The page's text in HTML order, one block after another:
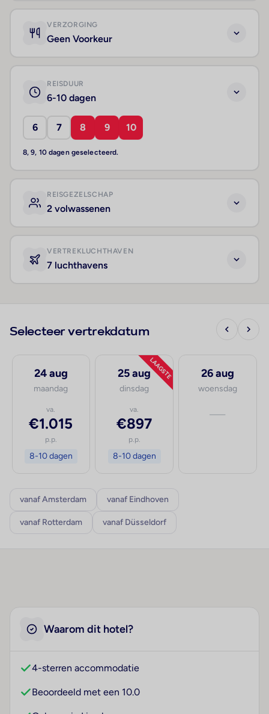
VERZORGING
Geen Voorkeur
REISDUUR
6-10 dagen
6 7 8 9 10
8, 9, 10 dagen geselecteerd.
REISGEZELSCHAP
2 volwassenen
VERTREKLUCHTHAVEN
7 luchthavens
Selecteer vertrekdatum
24 aug
maandag
va.
€1.015
p.p.
8-10 dagen
LAAGSTE
25 aug
dinsdag
va.
€897
p.p.
8-10 dagen
26 aug
woensdag
—
vanaf Amsterdam vanaf Eindhoven
vanaf Rotterdam vanaf Düsseldorf
Waarom dit hotel?
4-sterren accommodatie
Beoordeeld met een 10.0